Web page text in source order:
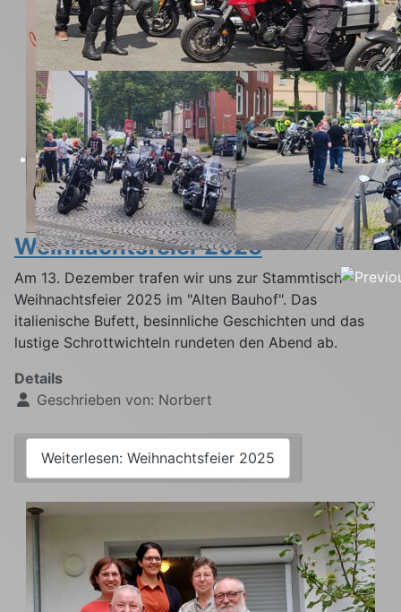
Weihnachtsfeier 2025
Am 13. Dezember trafen wir uns zur Stammtisch-
Weihnachtsfeier 2025 im "Alten Bauhof". Das
italienische Bufett, besinnliche Geschichten und das
lustige Schrottwichteln rundeten den Abend ab.
Details
Geschrieben von: Norbert
Weiterlesen: Weihnachtsfeier 2025